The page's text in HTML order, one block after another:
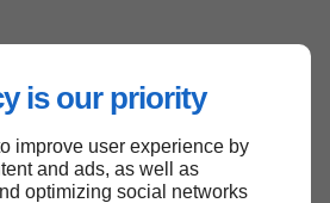
is our priority
improve user experience by
and ads, as well as
optimizing social networks
Haut de page